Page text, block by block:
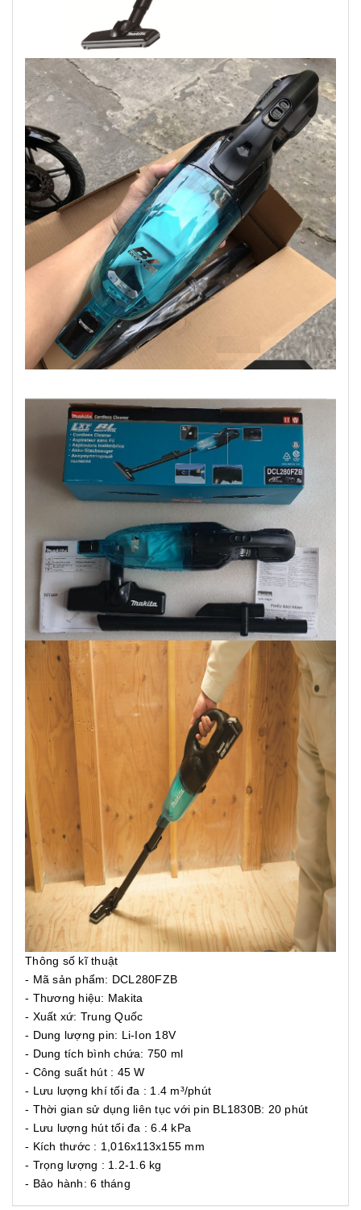
Thông số kĩ thuật
- Mã sản phẩm: DCL280FZB
- Thương hiệu: Makita
- Xuất xứ: Trung Quốc
- Dung lượng pin: Li-Ion 18V
- Dung tích bình chứa: 750 ml
- Công suất hút : 45 W
- Lưu lượng khí tối đa : 1.4 m³/phút
- Thời gian sử dụng liên tục với pin BL1830B: 20 phút
- Lưu lượng hút tối đa : 6.4 kPa
- Kích thước : 1,016x113x155 mm
- Trọng lượng : 1.2-1.6 kg
- Bảo hành: 6 tháng